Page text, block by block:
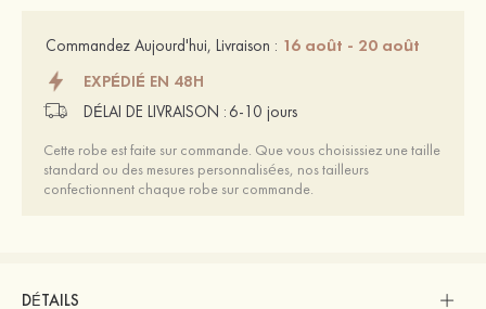
Commandez Aujourd'hui, Livraison : 16 août - 20 août
EXPÉDIÉ EN 48H
DÉLAI DE LIVRAISON : 6-10 jours
Cette robe est faite sur commande. Que vous choisissiez une taille
standard ou des mesures personnalisées, nos tailleurs
confectionnent chaque robe sur commande.
DÉTAILS